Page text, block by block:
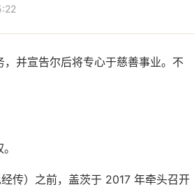
并宣告尔后将专心于慈善事业。不
传）之前，盖茨于 2017 年牵头召开